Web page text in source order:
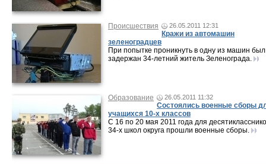
Происшествия 26.05.2011 12:31
Кражи из автомашин
зеленоградцев
При попытке проникнуть в одну из машин был
задержан 34-летний житель Зеленограда.
Образование 26.05.2011 11:32
Состоялись военные сборы
учащихся 10-х классов
С 16 по 20 мая 2011 года для
34-х школ округа прошли военные сборы.